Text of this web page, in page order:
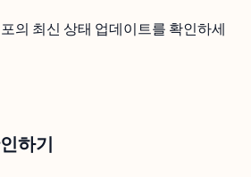
의 최신 상태 업데이트를 확인하세
하기